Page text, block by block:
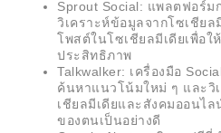
Sprout Social: แพลตฟอร์ม
วิเคราะห์ข้อมูลจากโซเชียล
โพสต์ในโซเชียลมีเดียเพื่อ
ประสิทธิภาพ
Talkwalker: เครื่องมือ
ค้นหาแนวโน้มใหม่ ๆ และวิ
เชียลมีเดียและสังคมออนไล
ของตนเป็นอย่างดี